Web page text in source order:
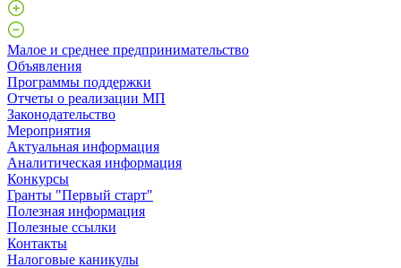
Малое и среднее предпринимательство
Объявления
Программы поддержки
Отчеты о реализации МП
Законодательство
Мероприятия
Актуальная информация
Аналитическая информация
Конкурсы
Гранты "Первый старт"
Полезная информация
Полезные ссылки
Контакты
Налоговые каникулы